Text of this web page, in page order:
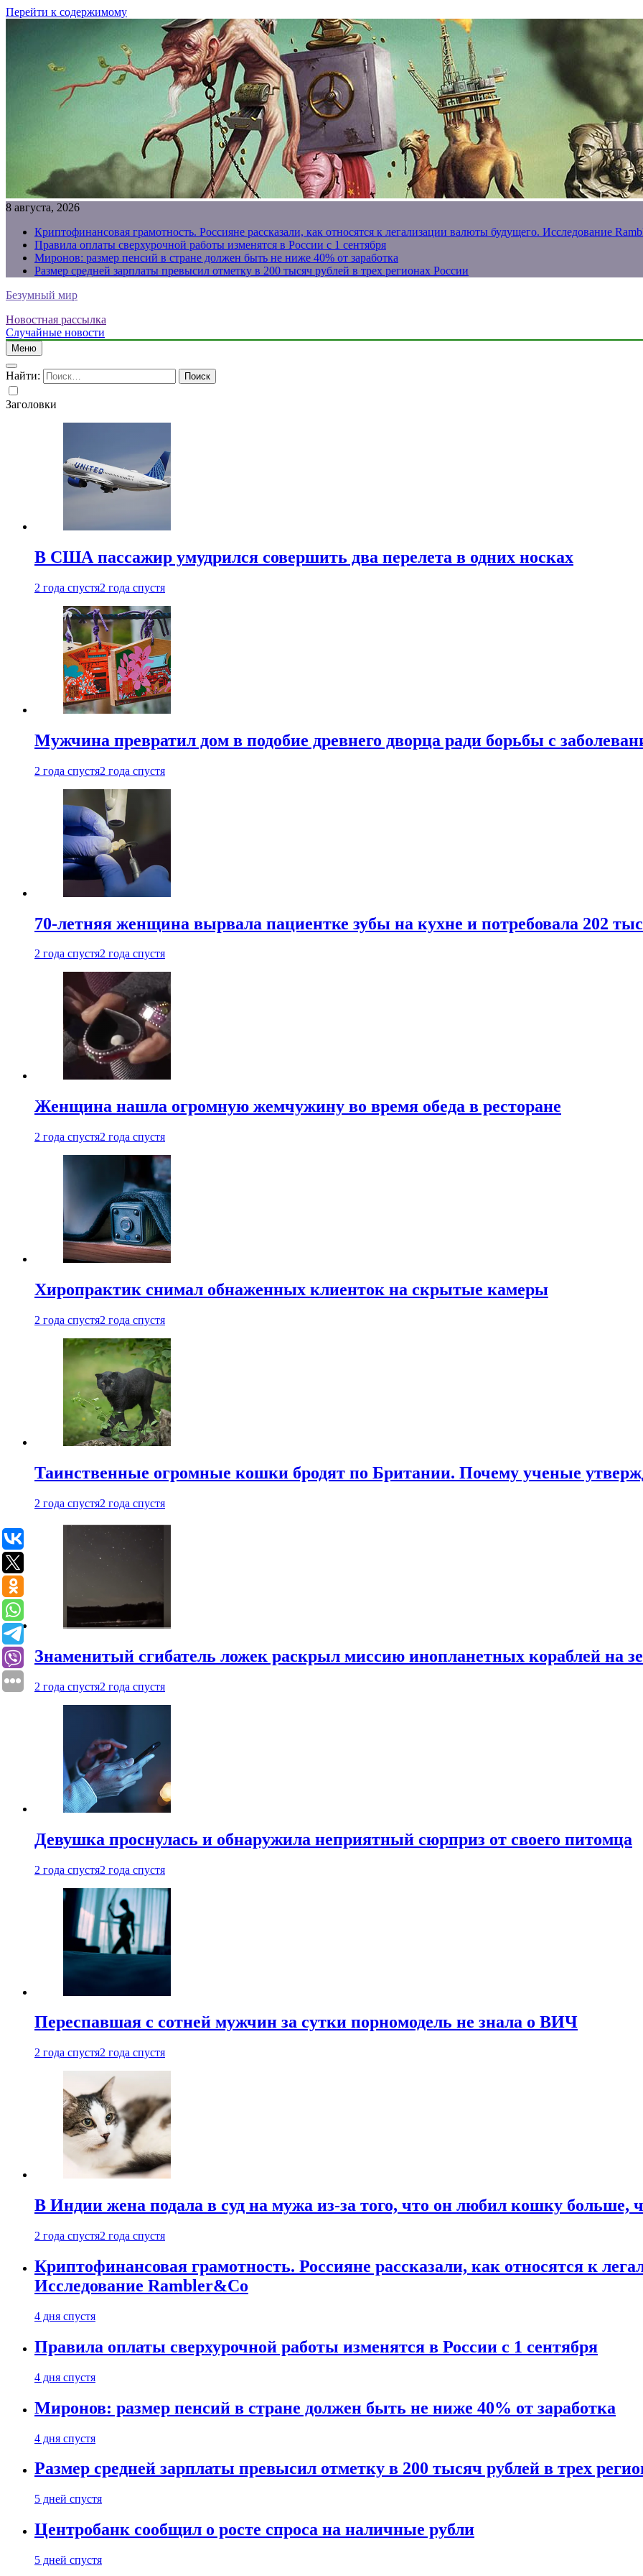
Перейти к содержимому
8 августа, 2026
Криптофинансовая грамотность. Россияне рассказали, как относятся к легализации валюты будущего. Исследование
Правила оплаты сверхурочной работы изменятся в России с 1 сентября
Миронов: размер пенсий в стране должен быть не ниже 40% от заработка
Размер средней зарплаты превысил отметку в 200 тысяч рублей в трех регионах России
Безумный мир
Новостная рассылка
Случайные новости
Меню
Найти:
Заголовки
В США пассажир умудрился совершить два перелета в одних носках
2 года спустя2 года спустя
Мужчина превратил дом в подобие древнего дворца ради борьбы с
2 года спустя2 года спустя
70-летняя женщина вырвала пациентке зубы на кухне и потребовала 202
2 года спустя2 года спустя
Женщина нашла огромную жемчужину во время обеда в ресторане
2 года спустя2 года спустя
Хиропрактик снимал обнаженных клиенток на скрытые камеры
2 года спустя2 года спустя
Таинственные огромные кошки бродят по Британии. Почему ученые
2 года спустя2 года спустя
Знаменитый сгибатель ложек раскрыл миссию инопланетных кораблей на
2 года спустя2 года спустя
Девушка проснулась и обнаружила неприятный сюрприз от своего питомца
2 года спустя2 года спустя
Переспавшая с сотней мужчин за сутки порномодель не знала о ВИЧ
2 года спустя2 года спустя
В Индии жена подала в суд на мужа из-за того, что он любил кошку больше,
2 года спустя2 года спустя
Криптофинансовая грамотность. Россияне рассказали, как относятся к
Исследование Rambler&Co
4 дня спустя
Правила оплаты сверхурочной работы изменятся в России с 1 сентября
4 дня спустя
Миронов: размер пенсий в стране должен быть не ниже 40% от заработка
4 дня спустя
Размер средней зарплаты превысил отметку в 200 тысяч рублей в трех
5 дней спустя
Центробанк сообщил о росте спроса на наличные рубли
5 дней спустя